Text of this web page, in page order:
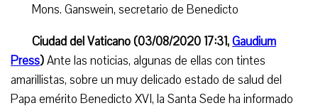
Mons. Ganswein, secretario de Benedicto
Ciudad del Vaticano(03/08/2020 17:31,Gaudium
Press)Ante las noticias, algunas de ellas con tintes
amarillistas, sobre un muy delicado estado de salud del
Papa emérito Benedicto XVI, la Santa Sede ha informado